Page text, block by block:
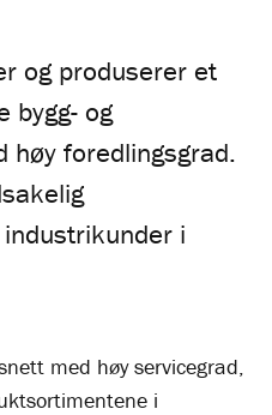
og produserer et
bygg- og
høy foredlingsgrad.
i
med høy servicegrad,
i